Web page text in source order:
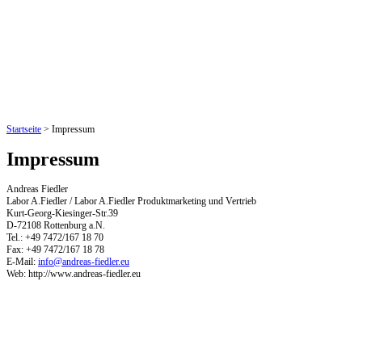
Startseite > Impressum
Impressum
Andreas Fiedler
Labor A.Fiedler / Labor A.Fiedler Produktmarketing und Vertrieb
Kurt-Georg-Kiesinger-Str.39
D-72108 Rottenburg a.N.
Tel.: +49 7472/167 18 70
Fax: +49 7472/167 18 78
E-Mail: info@andreas-fiedler.eu
Web: http://www.andreas-fiedler.eu